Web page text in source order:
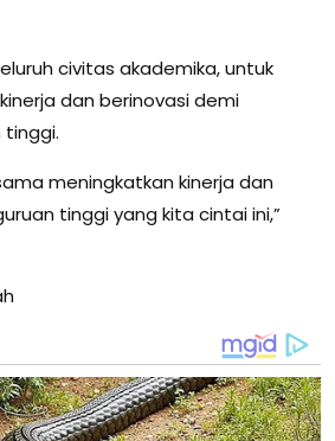
civitas akademika, untuk
dan berinovasi demi
tinggi.
meningkatkan kinerja dan
tinggi yang kita cintai ini,”